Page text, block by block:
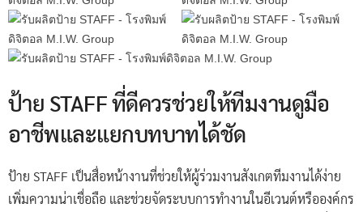
ป้าย STAFF ที่ดีควรช่วยให้ทีมงานดูมือ
อาชีพและแยกบทบาทได้ชัด
ป้าย STAFF เป็นสื่อหน้างานที่ช่วยให้ผู้ร่วมงานสังเกตทีมงานได้ง่าย
เพิ่มความน่าเชื่อถือ และช่วยจัดระบบการทำงานในอีเวนต์หรือองค์กร